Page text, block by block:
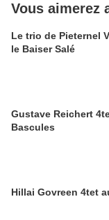
Vous aimerez
Le trio de Pieternel
le Baiser Salé
Gustave Reichert
Bascules
Hillai Govreen